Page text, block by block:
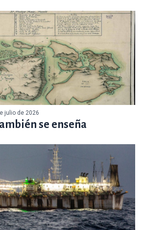
julio de 2026
se enseña